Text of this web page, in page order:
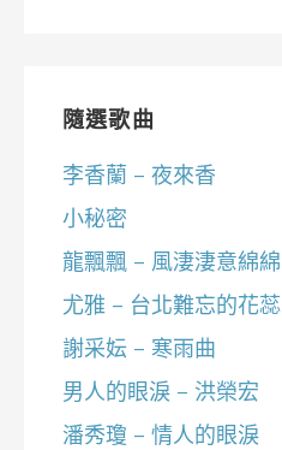
隨選歌曲
李香蘭 – 夜來香
小秘密
龍飄飄 – 風淒淒意綿綿
尤雅 – 台北難忘的花蕊
謝采妘 – 寒雨曲
男人的眼淚 – 洪榮宏
潘秀瓊 – 情人的眼淚